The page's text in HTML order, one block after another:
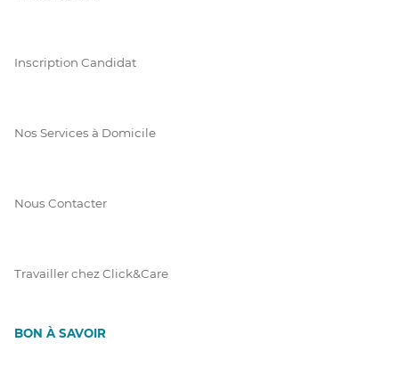
Inscription Candidat
Nos Services à Domicile
Nous Contacter
Travailler chez Click&Care
BON À SAVOIR